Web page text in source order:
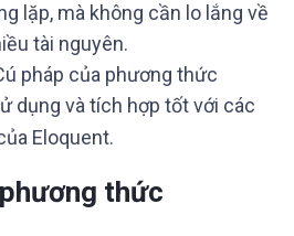
lặp, mà không cần lo lắng về
tài nguyên.
pháp của phương thức
dụng và tích hợp tốt với các
Eloquent.
thức